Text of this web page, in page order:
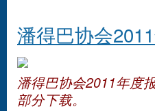
潘得巴协会
潘得巴协会2011年度
部分下载。